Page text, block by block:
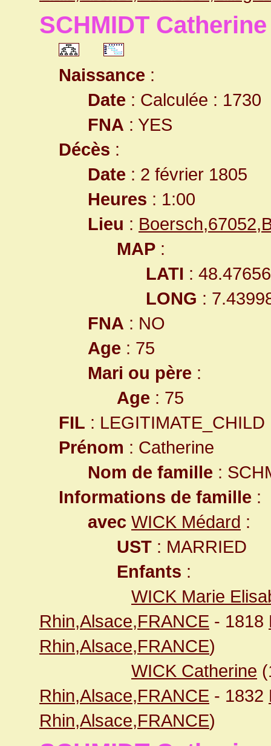
SCHMIDT Catherine
Naissance :
Date : Calculée : 1730
FNA : YES
Décès :
Date : 2 février 1805
Heures : 1:00
Lieu :
MAP :
LATI :
LONG :
FNA : NO
Age : 75
Mari ou père :
Age : 75
FIL : LEGITIMATE_CHILD
Prénom : Catherine
Nom de famille :
Informations de famille :
avec WICK Médard :
UST : MARRIED
Enfants :
WICK Marie
Rhin,Alsace,FRANCE - 1818
Rhin,Alsace,FRANCE)
WICK Catherine
Rhin,Alsace,FRANCE - 1832
Rhin,Alsace,FRANCE)